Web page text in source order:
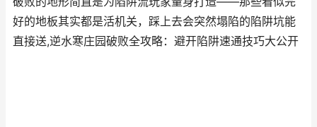
好的地板其实都是活机关，踩上去会突然塌陷的陷阱坑能
直接送,逆水寒庄园破败全攻略：避开陷阱速通技巧大公开